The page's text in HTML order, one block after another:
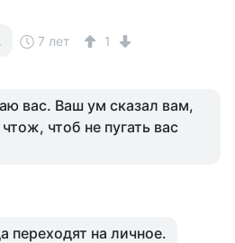
7 лет 1
вас. Ваш ум сказал вам,
чтоб не пугать вас
переходят на личное.